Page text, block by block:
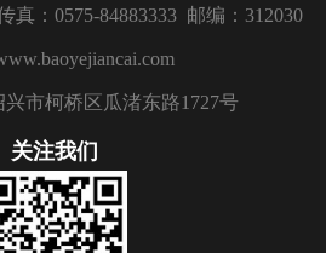
真：0575-84883333 邮编：312030
市柯桥区瓜渚东路1727号
关注我们